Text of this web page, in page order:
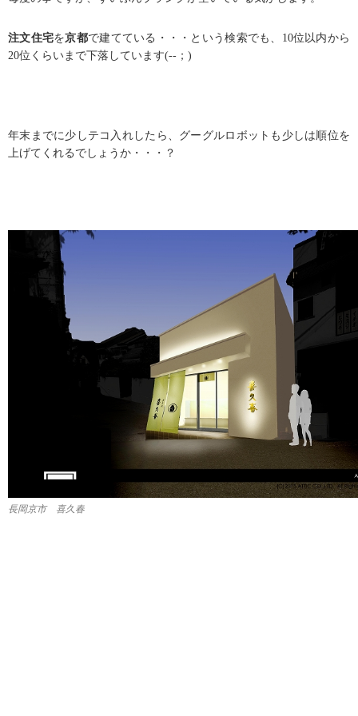
注文住宅を京都で建てている・・・という検索でも、 10位以内から
20位くらいまで下落しています(-- ； )
年末までに少しテコ入れしたら、グーグルロボットも少しは順位を
上げてくれるでしょうか・・・？
長岡京市 喜久春